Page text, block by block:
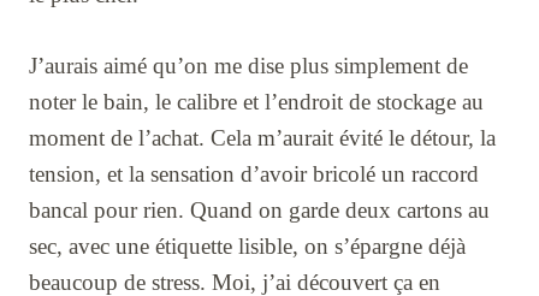
J’aurais aimé qu’on me dise plus simplement de
noter le bain, le calibre et l’endroit de stockage au
moment de l’achat. Cela m’aurait évité le détour, la
tension, et la sensation d’avoir bricolé un raccord
bancal pour rien. Quand on garde deux cartons au
sec, avec une étiquette lisible, on s’épargne déjà
beaucoup de stress. Moi, j’ai découvert ça en